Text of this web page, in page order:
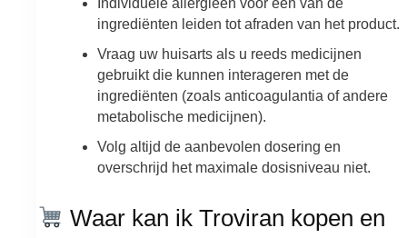
ingrediënten leiden tot afraden van het product.
Vraag uw huisarts als u reeds medicijnen
gebruikt die kunnen interageren met de
ingrediënten (zoals anticoagulantia of andere
metabolische medicijnen).
Volg altijd de aanbevolen dosering en
overschrijd het maximale dosisniveau niet.
Waar kan ik Troviran kopen en